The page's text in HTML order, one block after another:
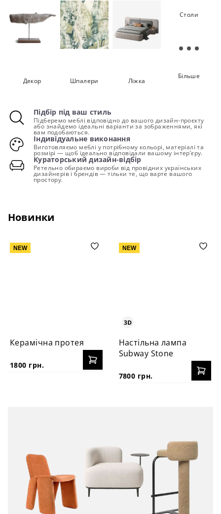
Стільці Зберігання Столи
Декор Шпалери Ліжка
Більше
Підбір під ваш стиль
Підберемо меблі відповідно до вашого дизайн-проєкту
або знайдемо ідеальні варіанти за зображеннями, які
вам подобаються.
Індивідуальне виконання
Виготовляємо меблі у потрібному кольорі, матеріалі та
розмірі — щоб ідеально відповідали вашому інтер’єру.
Кураторський дизайн-відбір
Ретельно обираємо вироби від провідних українських
дизайнерів і брендів — тільки те, що варте вашого
простору.
Новинки
NEW
Керамічна протея
1800 грн.
NEW
Настільна лампа
Subway Stone
7800 грн.